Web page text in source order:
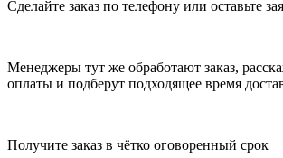
Сделайте заказ по телефону или оставьте
Менеджеры тут же обработают заказ,
оплаты и подберут подходящее время
Получите заказ в чётко оговоренный срок